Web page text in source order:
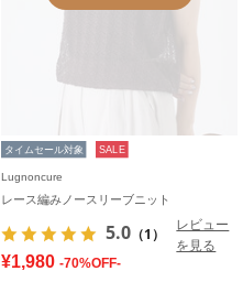
タイムセール対象 SALE
Lugnoncure
レース編みノースリーブニット
5.0 （1）
レビュー
を見る
¥1,980 -70%OFF-